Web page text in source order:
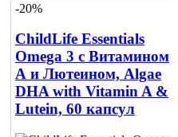
-20%
ChildLife Essentials
Omega 3 с Витамином
А и Лютеином, Algae
DHA with Vitamin A &
Lutein, 60 капсул